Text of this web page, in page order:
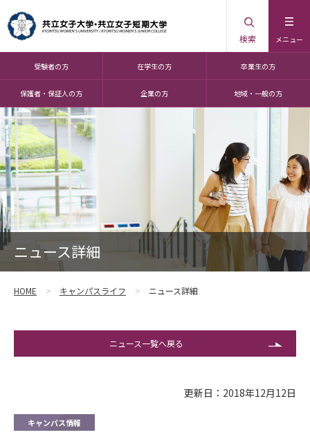
メニュー
検索
受験者の方 在学生の方 卒業生の方
保護者・保証人の方 企業の方 地域・一般の方
ニュース詳細
HOME キャンパスライフ ニュース詳細
ニュース一覧へ戻る
更新日：2018年12月12日
キャンパス情報